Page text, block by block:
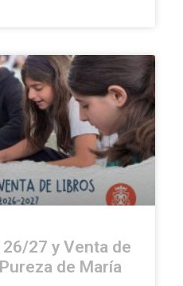
27 y Venta de
de María